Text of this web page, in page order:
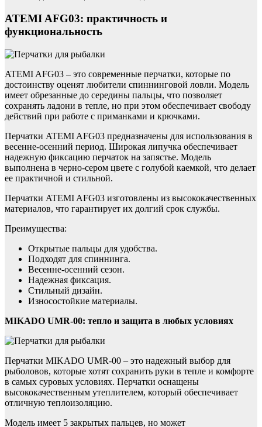
ATEMI AFG03: практичность и
функциональность
ATEMI AFG03 – это современные перчатки, которые по
достоинству оценят любители спиннинговой ловли. Модель
имеет обрезанные до середины пальцы, что позволяет
сохранять ладони в тепле, но при этом обеспечивает свободу
действий при работе с приманками и крючками.
Перчатки ATEMI AFG03 предназначены для использования в
весенне-осенний период. Широкая липучка обеспечивает
надежную фиксацию перчаток на запястье. Модель
выполнена в черно-сером цвете с голубой каемкой, что делает
ее практичной и стильной.
Перчатки ATEMI AFG03 изготовлены из высококачественных
материалов, что гарантирует их долгий срок службы.
Преимущества:
Открытые пальцы для удобства.
Подходят для спиннинга.
Весенне-осенний сезон.
Надежная фиксация.
Стильный дизайн.
Износостойкие материалы.
MIKADO UMR-00: тепло и защита в любых условиях
Перчатки MIKADO UMR-00 – это надежный выбор для
рыболовов, которые хотят сохранить руки в тепле и комфорте
в самых суровых условиях. Перчатки оснащены
высококачественным утеплителем, который обеспечивает
отличную теплоизоляцию.
Модель имеет 5 закрытых пальцев, но может